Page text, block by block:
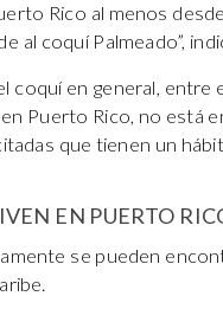
Rico al menos
al coquí Palmeado”,
coquí en general, entre
Puerto Rico, no está
que tienen un
EN PUERTO
se pueden